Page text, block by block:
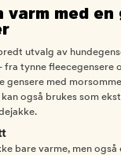
varm med en
utvalg av
tynne fleecegensere
gensere med
også brukes som
bare varme, men